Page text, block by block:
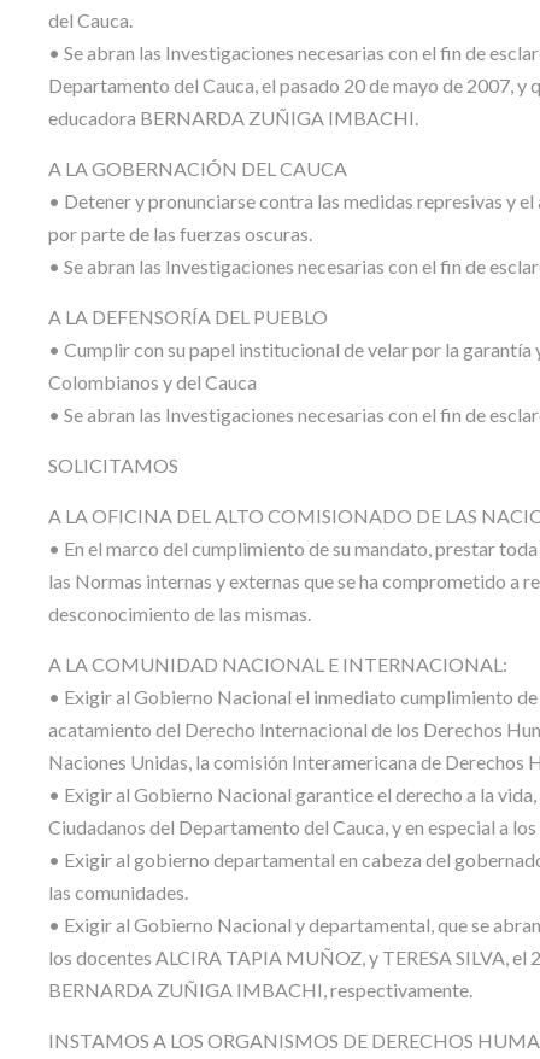
del Cauca.
• Se abran las Investigaciones necesarias con el fin de
Departamento del Cauca, el pasado 20 de mayo de 2007,
educadora BERNARDA ZUÑIGA IMBACHI.
A LA GOBERNACIÓN DEL CAUCA
• Detener y pronunciarse contra las medidas represivas y
por parte de las fuerzas oscuras.
• Se abran las Investigaciones necesarias con el fin de
A LA DEFENSORÍA DEL PUEBLO
• Cumplir con su papel institucional de velar por la
Colombianos y del Cauca
• Se abran las Investigaciones necesarias con el fin de
SOLICITAMOS
A LA OFICINA DEL ALTO COMISIONADO DE LAS
• En el marco del cumplimiento de su mandato, prestar
las Normas internas y externas que se ha comprometido a
desconocimiento de las mismas.
A LA COMUNIDAD NACIONAL E INTERNACIONAL:
• Exigir al Gobierno Nacional el inmediato cumplimiento
acatamiento del Derecho Internacional de los Derechos
Naciones Unidas, la comisión Interamericana de Derechos
• Exigir al Gobierno Nacional garantice el derecho a la
Ciudadanos del Departamento del Cauca, y en especial a
• Exigir al gobierno departamental en cabeza del
las comunidades.
• Exigir al Gobierno Nacional y departamental, que se
los docentes ALCIRA TAPIA MUÑOZ, y TERESA SILVA,
BERNARDA ZUÑIGA IMBACHI, respectivamente.
INSTAMOS A LOS ORGANISMOS DE DERECHOS